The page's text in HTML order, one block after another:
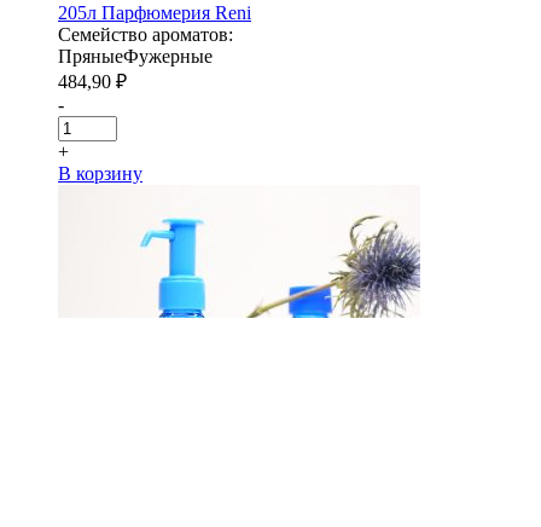
205л Парфюмерия Reni
Семейство ароматов:
ПряныеФужерные
484,90 ₽
-
+
В корзину